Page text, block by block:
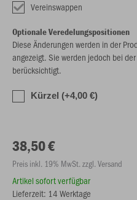
Vereinswappen
Optionale Veredelungspositionen
Diese Änderungen werden in der
angezeigt. Sie werden jedoch bei
berücksichtigt.
Kürzel (+4,00 €)
38,50 €
Preis inkl. 19% MwSt. zzgl. Versand
Artikel sofort verfügbar
Lieferzeit: 14 Werktage